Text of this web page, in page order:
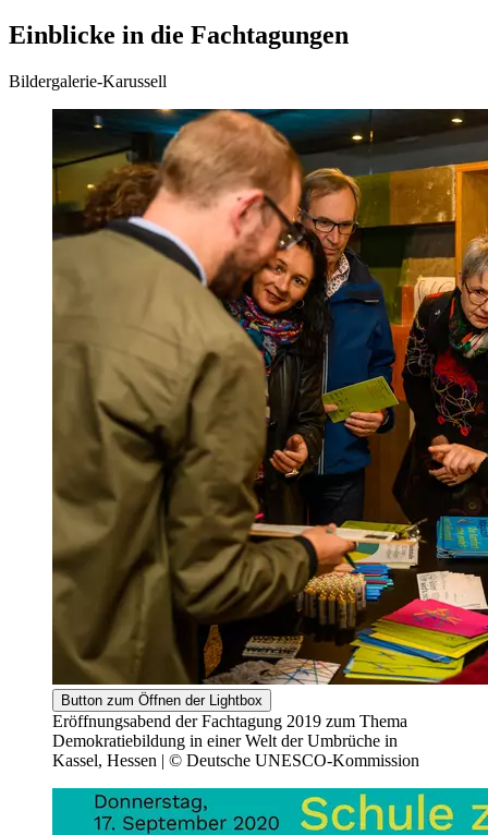
Einblicke in die Fachtagungen
Bildergalerie-Karussell
Button zum Öffnen der Lightbox
Eröffnungsabend der Fachtagung 2019 zum Thema
Demokratiebildung in einer Welt der Umbrüche in
Kassel, Hessen | © Deutsche UNESCO-Kommission